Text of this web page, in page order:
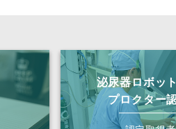
泌尿器ロボッ
プロクター